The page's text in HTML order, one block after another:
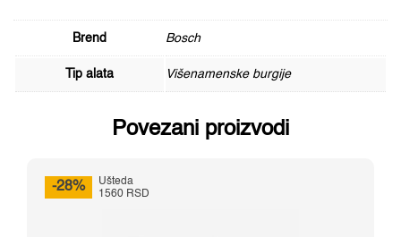
mm,
d
količina
Brend Bosch
Tip alata Višenamenske burgije
Povezani proizvodi
-28%
Ušteda
1560 RSD